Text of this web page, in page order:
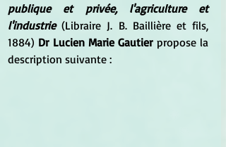
publique et privée, l'agriculture et
l'industrie (Libraire J. B. Baillière et fils,
1884) Dr Lucien Marie Gautier propose la
description suivante :